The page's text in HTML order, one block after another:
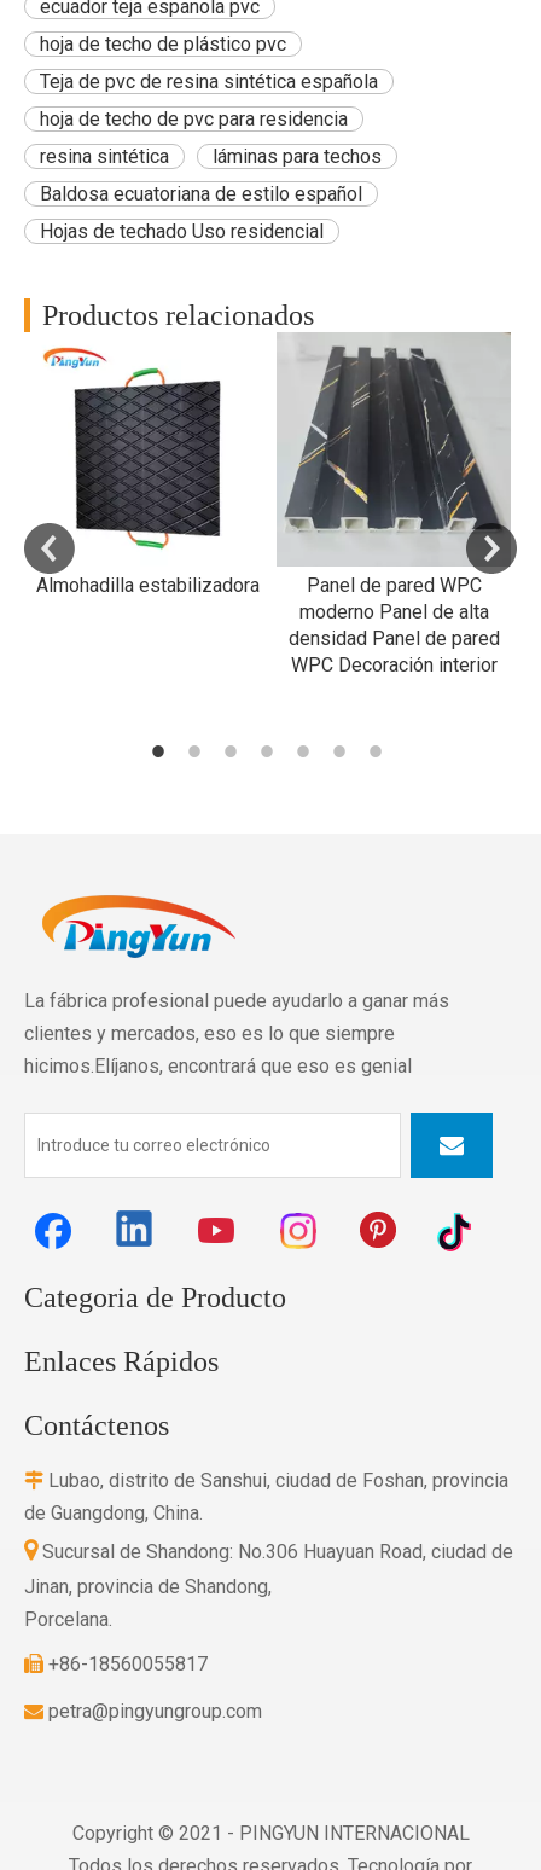
ecuador teja espanola pvc
hoja de techo de plástico pvc
Teja de pvc de resina sintética española
hoja de techo de pvc para residencia
resina sintética
láminas para techos
Baldosa ecuatoriana de estilo español
Hojas de techado Uso residencial
Productos relacionados
Almohadilla estabilizadora
Panel de pared WPC
moderno Panel de alta
densidad Panel de pared
WPC Decoración interior
La fábrica profesional puede ayudarlo a ganar más
clientes y mercados, eso es lo que siempre
hicimos.Elíjanos, encontrará que eso es genial
Categoria de Producto
Enlaces Rápidos
Contáctenos
 Lubao, distrito de Sanshui, ciudad de Foshan, provincia
de Guangdong, China.
Sucursal de Shandong: No.306 Huayuan Road, ciudad de
Jinan, provincia de Shandong,
Porcelana.
 +86-18560055817
 petra@pingyungroup.com
Copyright © 2021 - PINGYUN INTERNACIONAL